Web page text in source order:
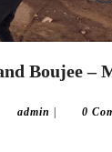
Boujee –
admin admin
| 0